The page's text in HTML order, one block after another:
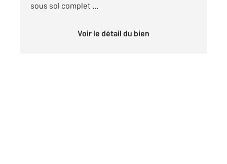
sous sol complet ...
Voir le détail du bien